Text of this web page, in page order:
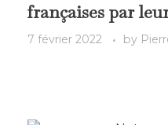
françaises par
7 février 2022 by